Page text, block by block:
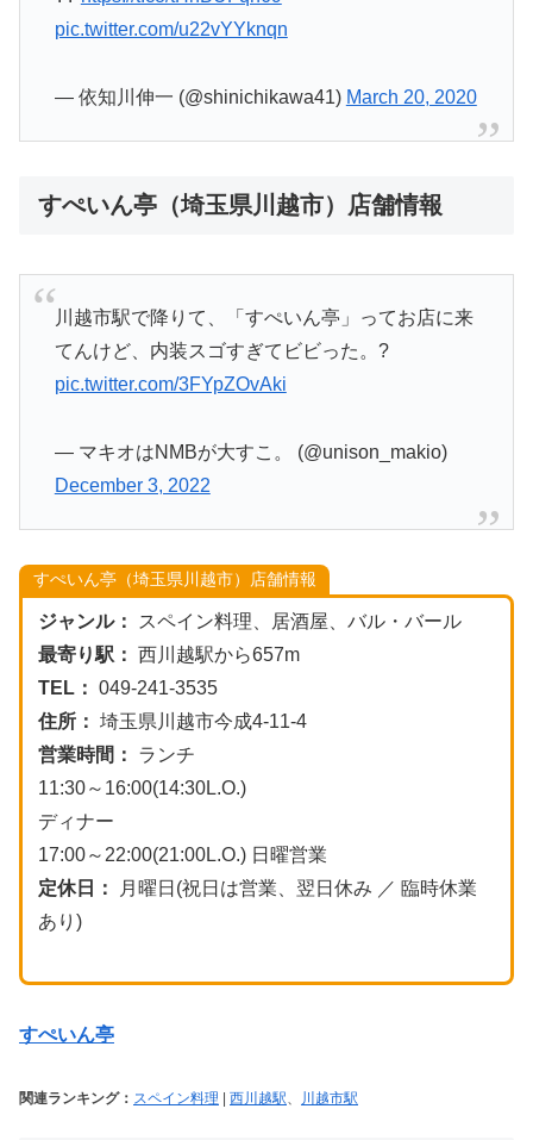
pic.twitter.com/u22vYYknqn
— 依知川伸一 (@shinichikawa41) March 20, 2020
すぺいん亭（埼玉県川越市）店舗情報
川越市駅で降りて、「すぺいん亭」ってお店に来
てんけど、内装スゴすぎてビビった。?
pic.twitter.com/3FYpZOvAki
— マキオはNMBが大すこ。 (@unison_makio)
December 3, 2022
すぺいん亭（埼玉県川越市）店舗情報
ジャンル：
スペイン料理、居酒屋、バル・バール
最寄り駅： 西川越駅から657m
TEL： 049-241-3535
住所： 埼玉県川越市今成4-11-4
営業時間：
ランチ
11:30～16:00(14:30L.O.)
ディナー
17:00～22:00(21:00L.O.) 日曜営業
定休日：
月曜日(祝日は営業、翌日休み ／ 臨時休業
あり)
すぺいん亭
関連ランキング： スペイン料理 西川越駅、 川越市駅